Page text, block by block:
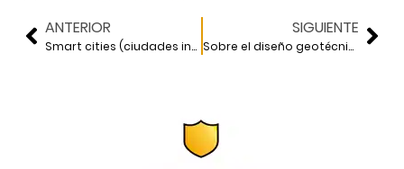
ANTERIOR
Smart cities (ciudades inteligentes)
SIGUIENTE
Sobre el diseño geotécnico de cimentaciones con pilotes de fricción